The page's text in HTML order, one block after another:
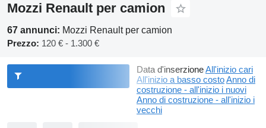
Mozzi Renault per camion
67 annunci: Mozzi Renault per camion
Prezzo: 120 € - 1.300 €
Data d'inserzioneAll'inizio cari
All'inizio a basso costoAnno di
costruzione - all'inizio i nuovi
Anno di costruzione - all'inizio i
vecchi